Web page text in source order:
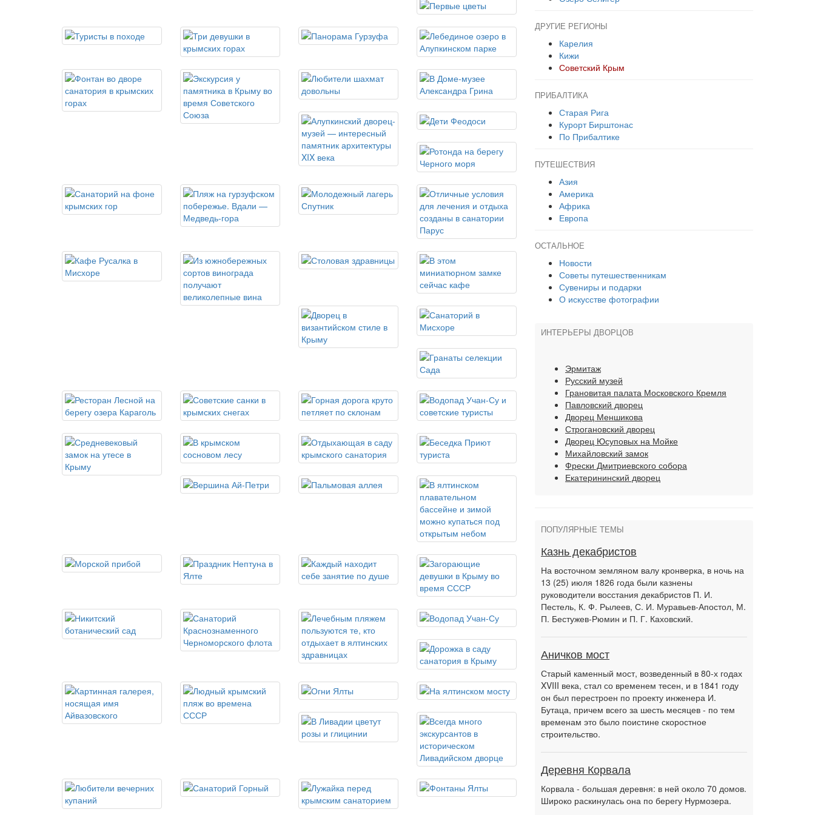
ДРУГИЕ РЕГИОНЫ
Карелия
Кижи
Советский Крым
ПРИБАЛТИКА
Старая Рига
Курорт Бирштонас
По Прибалтике
ПУТЕШЕСТВИЯ
Азия
Америка
Африка
Европа
ОСТАЛЬНОЕ
Новости
Советы путешественникам
Сувениры и подарки
О искусстве фотографии
ИНТЕРЬЕРЫ ДВОРЦОВ
Эрмитаж
Русский музей
Грановитая палата Московского Кремля
Павловский дворец
Дворец Меншикова
Строгановский дворец
Дворец Юсуповых на Мойке
Михайловский замок
Фрески Дмитриевского собора
Екатерининский дворец
ПОПУЛЯРНЫЕ ТЕМЫ
Казнь декабристов
На восточном земляном валу кронверка, в ночь на
13 (25) июля 1826 года были казнены
руководители восстания декабристов П. И.
Пестель, К. Ф. Рылеев, С. И. Муравьев-Апостол, М.
П. Бестужев-Рюмин и П. Г. Каховский.
Аничков мост
Старый каменный мост, возведенный в 80-х годах
XVIII века, стал со временем тесен, и в 1841 году
он был перестроен по проекту инженера И.
Бутаца, причем всего за шесть месяцев - по тем
временам это было поистине скоростное
строительство.
Деревня Корвала
Корвала - большая деревня: в ней около 70 домов.
Широко раскинулась она по берегу Нурмозера.